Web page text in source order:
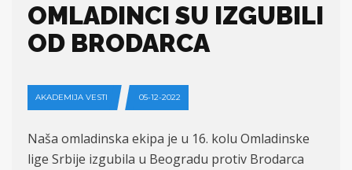
OMLADINCI SU IZGUBILI
OD BRODARCA
AKADEMIJA VESTI 05-12-2022
Naša omladinska ekipa je u 16. kolu Omladinske
lige Srbije izgubila u Beogradu protiv Brodarca